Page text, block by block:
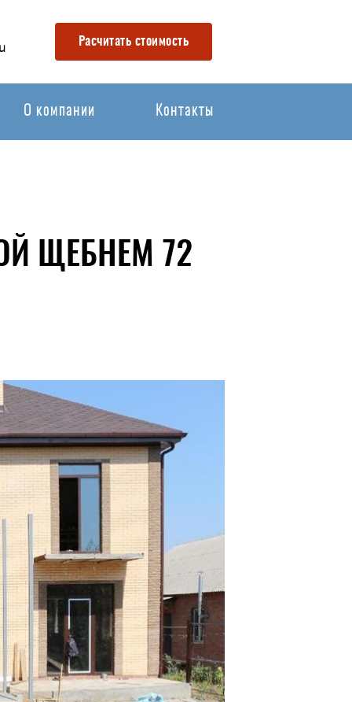
Расчитать стоимость
О компании Контакты
ЩЕБНЕМ 72